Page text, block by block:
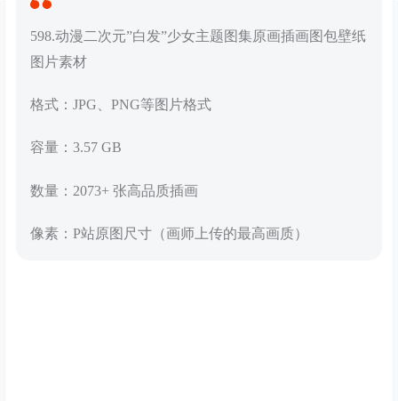
598.动漫二次元”白发”少女主题图集原画插画图包壁纸
图片素材
格式：JPG、PNG等图片格式
容量：3.57 GB
数量：2073+ 张高品质插画
像素：P站原图尺寸（画师上传的最高画质）